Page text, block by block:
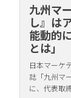
九州マ
し』は
能動的
とは」
日本マーケ
誌「九州マ
に、代表取